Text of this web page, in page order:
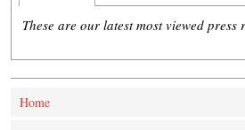
These are our latest most viewed press
Home